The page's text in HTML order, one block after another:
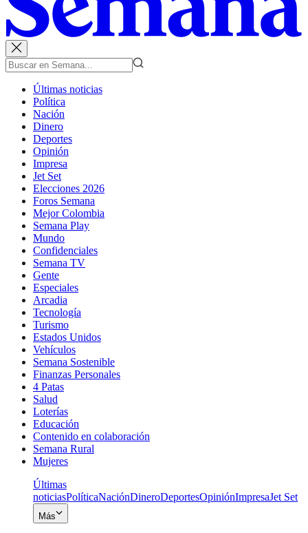
Últimas noticias
Política
Nación
Dinero
Deportes
Opinión
Impresa
Jet Set
Elecciones 2026
Foros Semana
Mejor Colombia
Semana Play
Mundo
Confidenciales
Semana TV
Gente
Especiales
Arcadia
Tecnología
Turismo
Estados Unidos
Vehículos
Semana Sostenible
Finanzas Personales
4 Patas
Salud
Loterías
Educación
Contenido en colaboración
Semana Rural
Mujeres
Últimas
noticiasPolíticaNaciónDineroDeportesOpiniónImpresaJet Set
Más